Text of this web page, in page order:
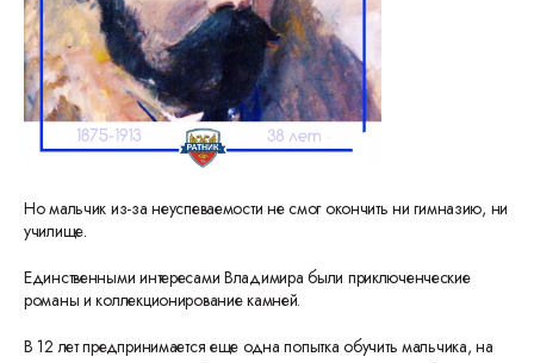
Но мальчик из-за неуспеваемости не смог окончить ни гимназию, ни
училище.
Единственными интересами Владимира были приключенческие
романы и коллекционирование камней.
В 12 лет предпринимается еще одна попытка обучить мальчика, на